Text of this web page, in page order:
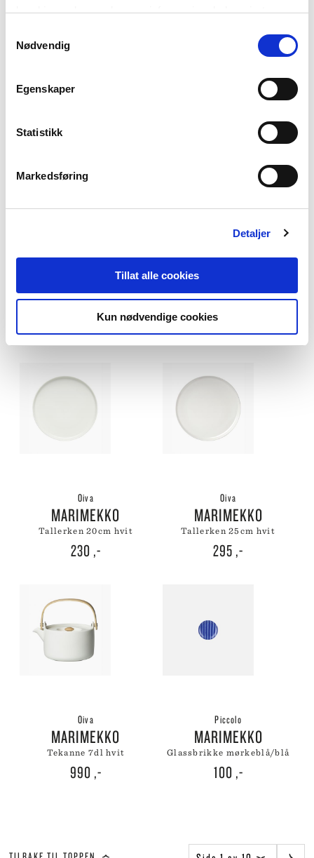
kombinere den med annen informasjon du har gjort
din bruk av tjenestene deres. Les mer om hvilke
opplysninger vi samler og hva vi ber om samtykke til i
Nødvendig
Egenskaper
Statistikk
Markedsføring
Detaljer
Tillat alle cookies
Kun nødvendige cookies
kaffekopp 2dl hvit krus 2,5dl hvit
MARIMEKKO
240,-
MARIMEKKO
190,-
Oiva
MARIMEKKO
tallerken 20cm hvit
230 ,-
Oiva
MARIMEKKO
tallerken 25cm hvit
295 ,-
Oiva
MARIMEKKO
tekanne 7dl hvit
990 ,-
Piccolo
MARIMEKKO
glassbrikke mørkeblå/blå
100 ,-